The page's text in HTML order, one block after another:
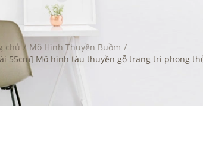
chủ / Mô Hình Thuyền Buồm /
55cm] Mô hình tàu thuyền gỗ trang trí phong